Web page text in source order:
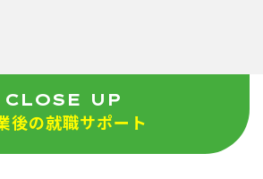
CLOSE UP
後の就職サポート